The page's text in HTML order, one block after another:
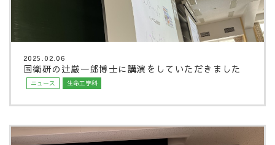
2025.02.06
国衛研の辻厳一郎博士に講演をしていただきました
ニュース 生命工学科